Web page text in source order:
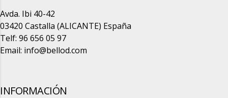
Avda. Ibi 40-42
03420 Castalla (ALICANTE) España
Telf: 96 656 05 97
Email: info@bellod.com
INFORMACIÓN